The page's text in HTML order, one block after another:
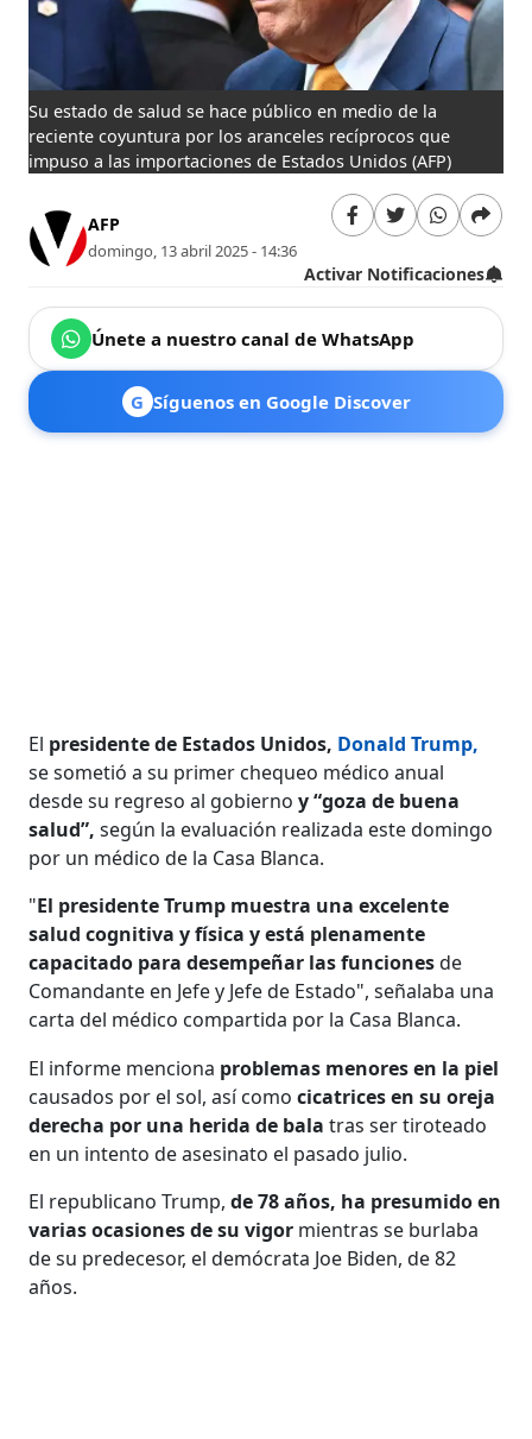
Su estado de salud se hace público en medio de la
reciente coyuntura por los aranceles recíprocos que
impuso a las importaciones de Estados Unidos (AFP)
AFP
domingo, 13 abril 2025 - 14:36
Activar Notificaciones
Únete a nuestro canal de WhatsApp
G Síguenos en Google Discover
El presidente de Estados Unidos, Donald Trump,
se sometió a su primer chequeo médico anual
desde su regreso al gobiernoy “goza de buena
salud”,según la evaluación realizada este domingo
por un médico de la Casa Blanca.
"El presidente Trump muestra una excelente
salud cognitiva y física y está plenamente
capacitado para desempeñar las funcionesde
Comandante en Jefe y Jefe de Estado", señalaba una
carta del médico compartida por la Casa Blanca.
El informe menciona problemas menores en la piel
causados por el sol, así comocicatrices en su oreja
derecha por una herida de bala tras ser tiroteado
en un intento de asesinato el pasado julio.
El republicano Trump, de 78 años, ha presumido en
varias ocasiones de su vigor mientras se burlaba
de su predecesor, el demócrata Joe Biden, de 82
años.